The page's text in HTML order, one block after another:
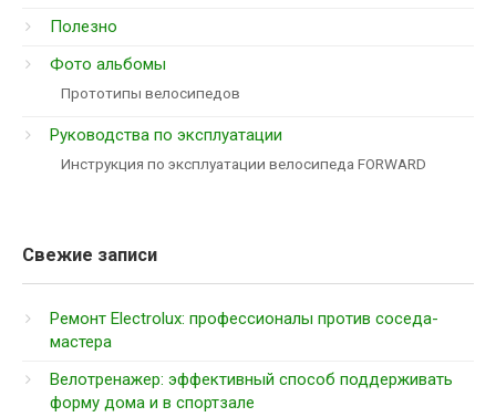
Полезно
Фото альбомы
Прототипы велосипедов
Руководства по эксплуатации
Инструкция по эксплуатации велосипеда FORWARD
Свежие записи
Ремонт Electrolux: профессионалы против соседа-
мастера
Велотренажер: эффективный способ поддерживать
форму дома и в спортзале